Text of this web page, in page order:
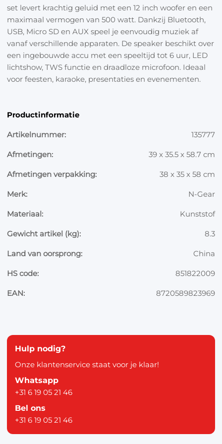
set levert krachtig geluid met een 12 inch woofer en een
maximaal vermogen van 500 watt. Dankzij Bluetooth,
USB, Micro SD en AUX speel je eenvoudig muziek af
vanaf verschillende apparaten. De speaker beschikt over
een ingebouwde accu met een speeltijd tot 6 uur, LED
lichtshow, TWS functie en draadloze microfoon. Ideaal
voor feesten, karaoke, presentaties en evenementen.
Productinformatie
Artikelnummer: 135777
Afmetingen: 39 x 35.5 x 58.7 cm
Afmetingen verpakking: 38 x 35 x 58 cm
Merk: N-Gear
Materiaal: Kunststof
Gewicht artikel (kg): 8.3
Land van oorsprong: China
HS code: 851822009
EAN: 8720589823969
Hulp nodig?
Onze klantenservice staat voor je klaar!
Whatsapp
+31 6 19 05 21 46
Bel ons
+31 6 19 05 21 46